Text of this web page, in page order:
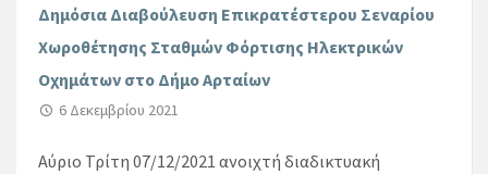
Δημόσια Διαβούλευση Επικρατέστερου Σεναρίου
Χωροθέτησης Σταθμών Φόρτισης Ηλεκτρικών
Οχημάτων στο Δήμο Αρταίων
6 Δεκεμβρίου 2021
Αύριο Τρίτη 07/12/2021 ανοιχτή διαδικτυακή